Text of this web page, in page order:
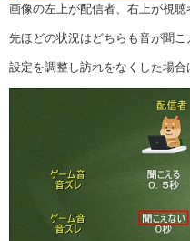
画像の左上が配信者、右上が視聴
先ほどの状況はどちらも音が聞こ
設定を調整し訪れをなくした場合